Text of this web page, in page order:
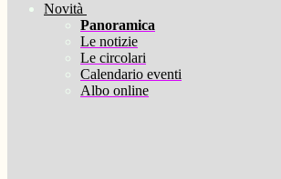
Novità
Panoramica
Le notizie
Le circolari
Calendario eventi
Albo online